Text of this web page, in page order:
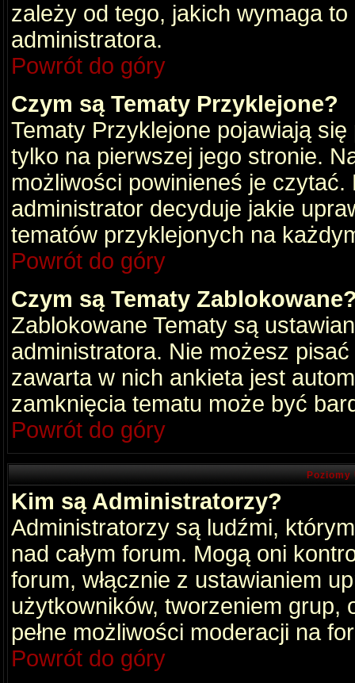
zależy od tego, jakich wymaga
administratora.
Powrót do góry
Czym są Tematy Przyklejone?
Tematy Przyklejone pojawiają
tylko na pierwszej jego stronie.
możliwości powinieneś je czytać.
administrator decyduje jakie
tematów przyklejonych na
Powrót do góry
Czym są Tematy
Zablokowane Tematy są
administratora. Nie możesz
zawarta w nich ankieta jest
zamknięcia tematu może być
Powrót do góry
Kim są Administratorzy?
Administratorzy są ludźmi,
nad całym forum. Mogą oni
forum, włącznie z ustawianiem
użytkowników, tworzeniem grup,
pełne możliwości moderacji na
Powrót do góry